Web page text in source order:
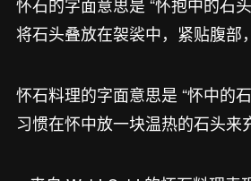
怀石的字面意思是 “怀抱中的石
将石头叠放在袈裟中，紧贴腹部
怀石料理的字面意思是 “怀中的
习惯在怀中放一块温热的石头来